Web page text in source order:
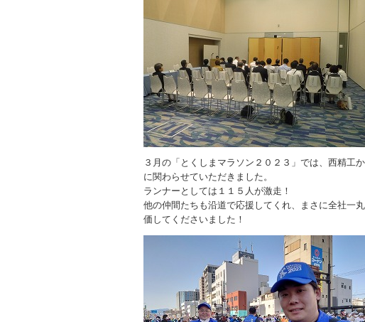
３月の「とくしまマラソン２０２３」では、西精工
に関わらせていただきました。
ランナーとしては１１５人が激走！
他の仲間たちも沿道で応援してくれ、まさに全社一
価してくださいました！